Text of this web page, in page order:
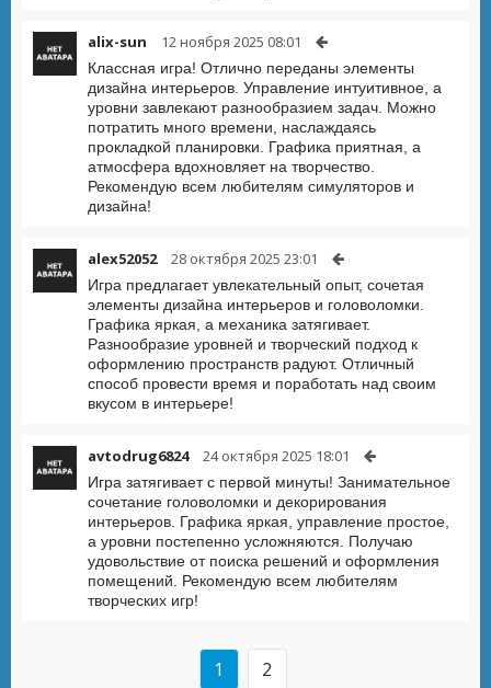
alix-sun 12 ноября 2025 08:01
Классная игра! Отлично переданы элементы
дизайна интерьеров. Управление интуитивное, а
уровни завлекают разнообразием задач. Можно
потратить много времени, наслаждаясь
прокладкой планировки. Графика приятная, а
атмосфера вдохновляет на творчество.
Рекомендую всем любителям симуляторов и
дизайна!
alex52052 28 октября 2025 23:01
Игра предлагает увлекательный опыт, сочетая
элементы дизайна интерьеров и головоломки.
Графика яркая, а механика затягивает.
Разнообразие уровней и творческий подход к
оформлению пространств радуют. Отличный
способ провести время и поработать над своим
вкусом в интерьере!
avtodrug6824 24 октября 2025 18:01
Игра затягивает с первой минуты! Занимательное
сочетание головоломки и декорирования
интерьеров. Графика яркая, управление простое,
а уровни постепенно усложняются. Получаю
удовольствие от поиска решений и оформления
помещений. Рекомендую всем любителям
творческих игр!
1 2